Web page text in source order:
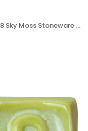
C-21078 Sky Moss Stoneware Artistik Sır